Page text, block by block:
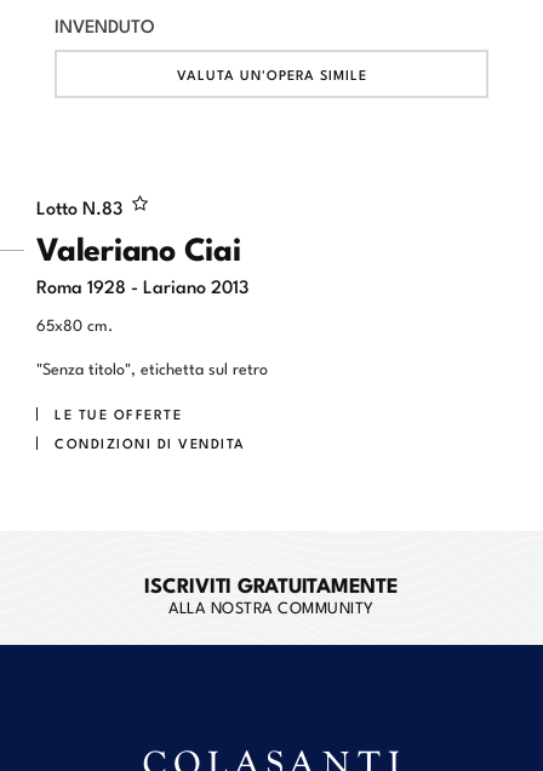
Lotto N.83
Valeriano Ciai
Roma 1928 - Lariano 2013
65x80 cm.
"Senza titolo", etichetta sul retro
LE TUE OFFERTE
CONDIZIONI DI VENDITA
INVENDUTO
VALUTA UN'OPERA SIMILE
ISCRIVITI GRATUITAMENTE
ALLA NOSTRA COMMUNITY